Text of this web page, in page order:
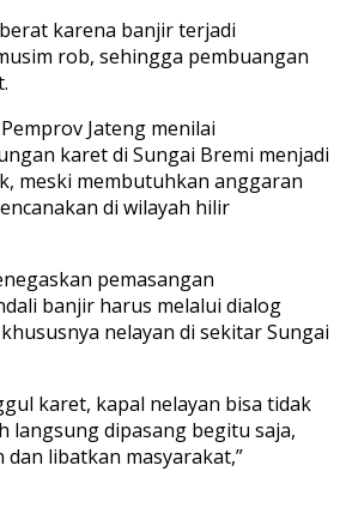
karena banjir terjadi
rob, sehingga pembuangan
Jateng menilai
karet di Sungai Bremi menjadi
meski membutuhkan anggaran
di wilayah hilir
pemasangan
banjir harus melalui dialog
nelayan di sekitar Sungai
karet, kapal nelayan bisa tidak
langsung dipasang begitu saja,
libatkan masyarakat,”